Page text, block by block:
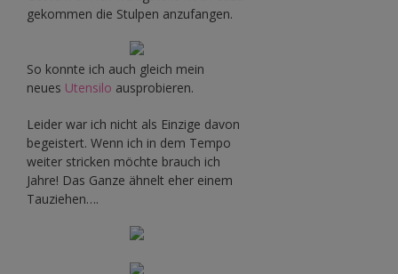
gekommen die Stulpen anzufangen.
So konnte ich auch gleich mein
neues Utensilo ausprobieren.
Leider war ich nicht als Einzige davon
begeistert. Wenn ich in dem Tempo
weiter stricken möchte brauch ich
Jahre! Das Ganze ähnelt eher einem
Tauziehen….